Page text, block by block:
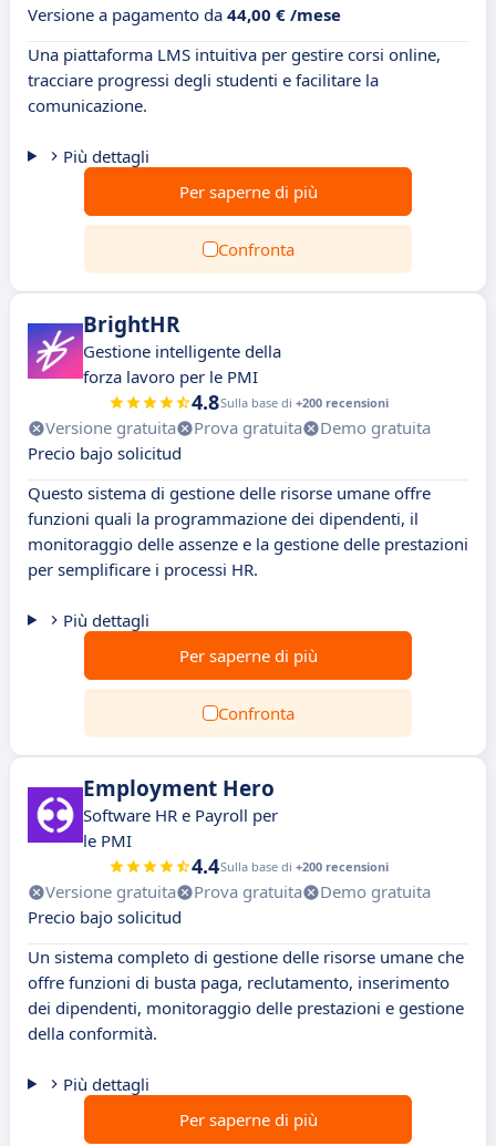
Versione a pagamento da 44,00 € /mese
Una piattaforma LMS intuitiva per gestire corsi online,
tracciare progressi degli studenti e facilitare la
comunicazione.
Più dettagli
Per saperne di più
Confronta
BrightHR
Gestione intelligente della
forza lavoro per le PMI
4.8Sulla base di +200 recensioni
Versione gratuita Prova gratuita
Demo gratuita
Precio bajo solicitud
Questo sistema di gestione delle risorse umane offre
funzioni quali la programmazione dei dipendenti, il
monitoraggio delle assenze e la gestione delle prestazioni
per semplificare i processi HR.
Più dettagli
Per saperne di più
Confronta
Employment Hero
Software HR e Payroll per
le PMI
4.4Sulla base di +200 recensioni
Versione gratuita Prova gratuita
Demo gratuita
Precio bajo solicitud
Un sistema completo di gestione delle risorse umane che
offre funzioni di busta paga, reclutamento, inserimento
dei dipendenti, monitoraggio delle prestazioni e gestione
della conformità.
Più dettagli
Per saperne di più